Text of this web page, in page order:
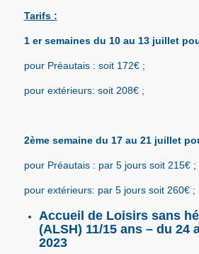
Tarifs :
1 er semaines du 10 au 13 juillet
pour Préautais : soit 172€ ;
pour extérieurs: soit 208€ ;
2ème semaine du 17 au 21 juillet
pour Préautais : par 5 jours soit 215€ ;
pour extérieurs: par 5 jours soit 260€ ;
Accueil de Loisirs sans
(ALSH) 11/15 ans – du 24
2023